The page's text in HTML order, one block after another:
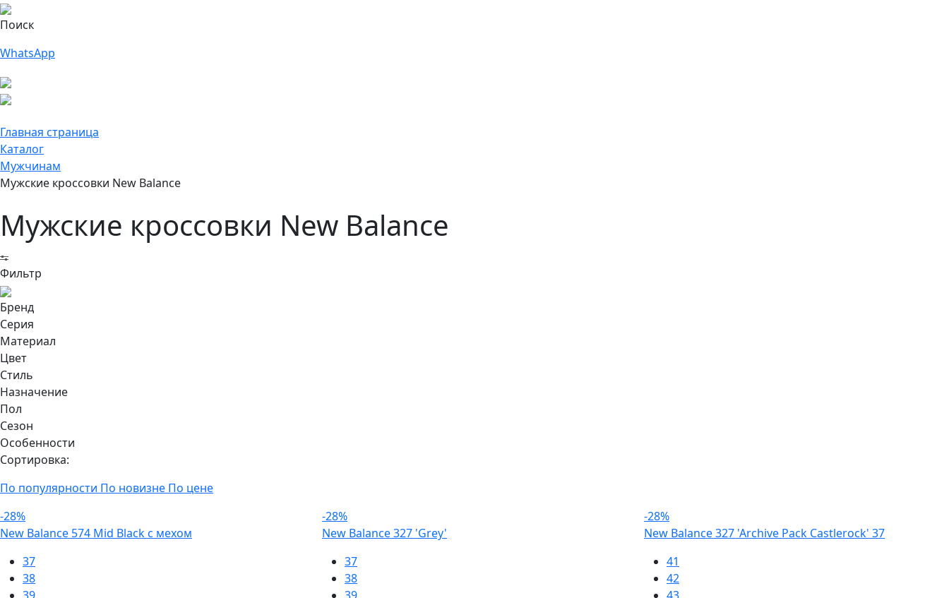
Поиск
WhatsApp
Главная страница
Каталог
Мужчинам
Мужские кроссовки New Balance
Мужские кроссовки New Balance
Фильтр
Бренд
Серия
Материал
Цвет
Стиль
Назначение
Пол
Сезон
Особенности
Сортировка:
По популярности По новизне По цене
-28%
New Balance 574 Mid Black с мехом
37
38
-28%
New Balance 327 'Grey'
37
38
-28%
New Balance 327 'Archive Pack Castlerock' 37
41
42